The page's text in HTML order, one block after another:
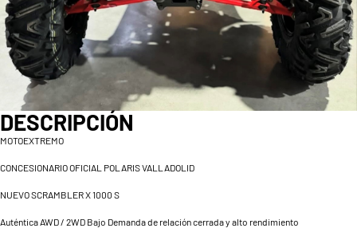
DESCRIPCIÓN
MOTOEXTREMO
CONCESIONARIO OFICIAL POLARIS VALLADOLID
NUEVO SCRAMBLER X 1000 S
Auténtica AWD / 2WD Bajo Demanda de relación cerrada y alto rendimiento